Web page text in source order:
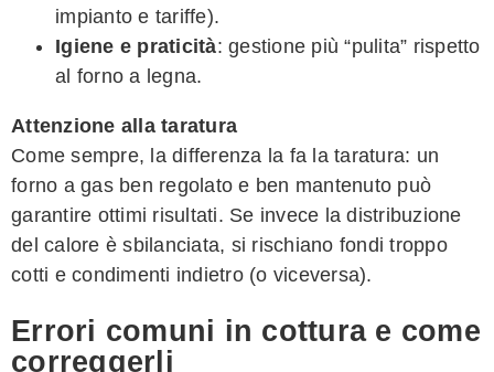
impianto e tariffe).
Igiene e praticità: gestione più “pulita” rispetto
al forno a legna.
Attenzione alla taratura
Come sempre, la differenza la fa la taratura: un
forno a gas ben regolato e ben mantenuto può
garantire ottimi risultati. Se invece la distribuzione
del calore è sbilanciata, si rischiano fondi troppo
cotti e condimenti indietro (o viceversa).
Errori comuni in cottura e come
correggerli